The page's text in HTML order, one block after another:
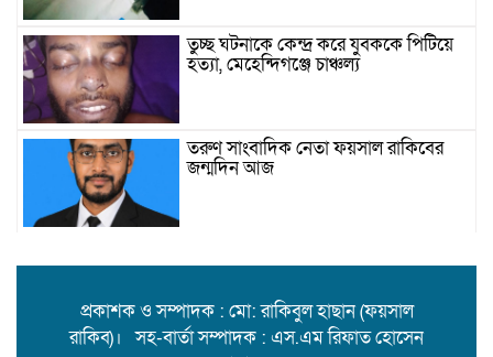
তুচ্ছ ঘটনাকে কেন্দ্র করে যুবককে পিটিয়ে
হত্যা, মেহেন্দিগঞ্জে চাঞ্চল্য
তরুণ সাংবাদিক নেতা ফয়সাল রাকিবের
জন্মদিন আজ
প্রকাশক ও সম্পাদক : মো: রাকিবুল হাছান (ফয়সাল
রাকিব)। সহ-বার্তা সম্পাদক : এস.এম রিফাত হোসেন